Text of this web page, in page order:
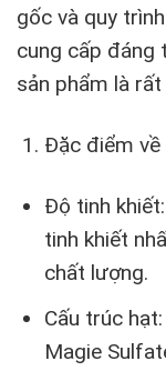
gốc và quy
cung cấp đáng
sản phẩm là
Đặc điểm
Độ tinh
tinh khiết
chất lượng.
Cấu trúc
Magie